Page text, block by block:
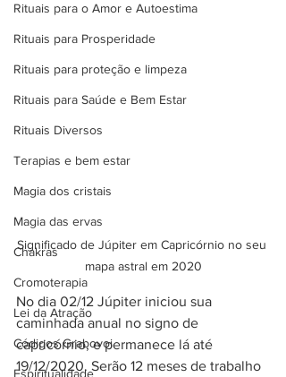
Rituais para o Amor e Autoestima
Rituais para Prosperidade
Rituais para proteção e limpeza
Rituais para Saúde e Bem Estar
Rituais Diversos
Terapias e bem estar
Magia dos cristais
Magia das ervas
Chakras
Cromoterapia
Lei da Atração
Códigos Grabovoi
Espiritualidade
Significado de Júpiter em Capricórnio no seu
mapa astral em 2020
No dia 02/12 Júpiter iniciou sua
caminhada anual no signo de
capricórnio, e permanece lá até
19/12/2020. Serão 12 meses de trabalho